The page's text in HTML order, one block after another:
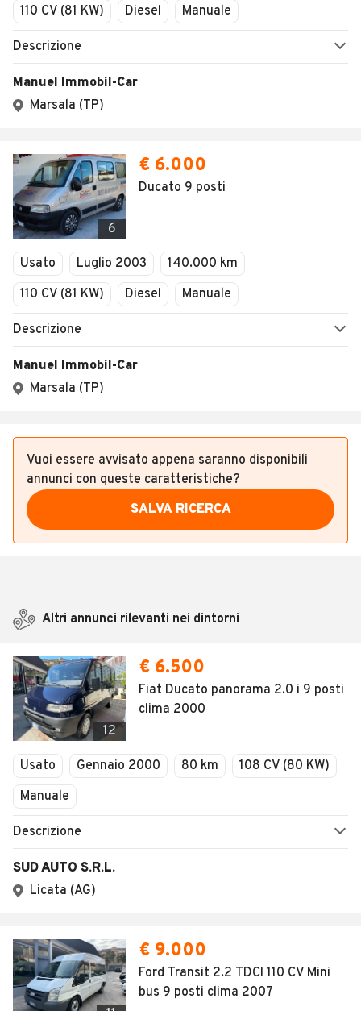
110 CV (81 KW)
Diesel Manuale
Descrizione
Manuel Immobil-Car
Marsala (TP)
6
€ 6.000
Ducato 9 posti
Usato Luglio 2003
140.000 km
110 CV (81 KW)
Diesel Manuale
Descrizione
Manuel Immobil-Car
Marsala (TP)
Vuoi essere avvisato appena saranno disponibili
annunci con queste caratteristiche?
SALVA RICERCA
Altri annunci rilevanti nei dintorni
12
€ 6.500
Fiat Ducato panorama 2.0 i 9 posti
clima 2000
Usato Gennaio 2000 80 km
108 CV (80 KW)
Manuale
Descrizione
SUD AUTO S.R.L.
Licata (AG)
€ 9.000
Ford Transit 2.2 TDCI 110 CV Mini
bus 9 posti clima 2007